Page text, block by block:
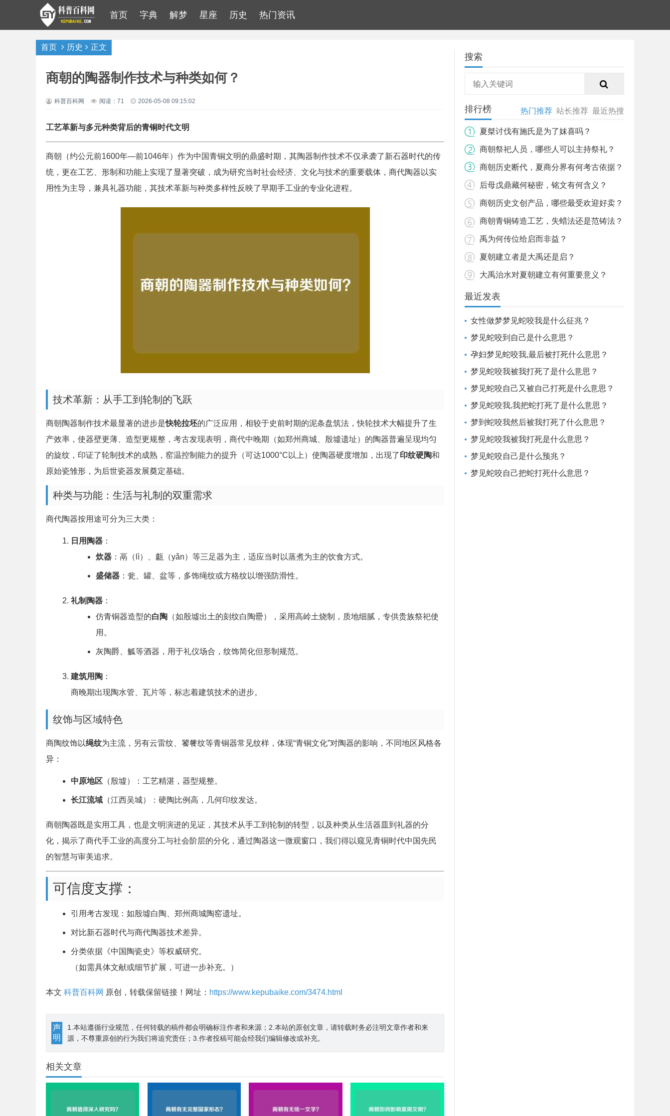
首页 字典 解梦 星座 历史 热门资讯
首页 历史 正文
商朝的陶器制作技术与种类如何？
科普百科网 阅读：71 2026-05-08 09:15:02
工艺革新与多元种类背后的青铜时代文明
商朝（约公元前1600年—前1046年）作为中国青铜文明的鼎盛时期，其陶器制作技术不仅承袭了新石器时代的传
统，更在工艺、形制和功能上实现了显著突破，成为研究当时社会经济、文化与技术的重要载体，商代陶器以实
用性为主导，兼具礼器功能，其技术革新与种类多样性反映了早期手工业的专业化进程。
技术革新：从手工到轮制的飞跃
商朝陶器制作技术最显著的进步是快轮拉坯的广泛应用，相较于史前时期的泥条盘筑法，快轮技术大幅提升了生
产效率，使器壁更薄、造型更规整，考古发现表明，商代中晚期（如郑州商城、殷墟遗址）的陶器普遍呈现均匀
的旋纹，印证了轮制技术的成熟，窑温控制能力的提升（可达1000°C以上）使陶器硬度增加，出现了印纹硬陶和
原始瓷雏形，为后世瓷器发展奠定基础。
种类与功能：生活与礼制的双重需求
商代陶器按用途可分为三大类：
日用陶器 ：
炊器 ：鬲（lì）、甗（yǎn）等三足器为主，适应当时以蒸煮为主的饮食方式。
盛储器 ：瓮、罐、盆等，多饰绳纹或方格纹以增强防滑性。
礼制陶器 ：
仿青铜器造型的白陶 （如殷墟出土的刻纹白陶罍），采用高岭土烧制，质地细腻，专供贵族祭祀使
用。
灰陶爵、觚等酒器，用于礼仪场合，纹饰简化但形制规范。
建筑用陶 ：
商晚期出现陶水管、瓦片等，标志着建筑技术的进步。
纹饰与区域特色
商陶纹饰以绳纹为主流，另有云雷纹、饕餮纹等青铜器常见纹样，体现“青铜文化”对陶器的影响，不同地区风格各
异：
中原地区 （殷墟）：工艺精湛，器型规整。
长江流域 （江西吴城）：硬陶比例高，几何印纹发达。
商朝陶器既是实用工具，也是文明演进的见证，其技术从手工到轮制的转型，以及种类从生活器皿到礼器的分
化，揭示了商代手工业的高度分工与社会阶层的分化，通过陶器这一微观窗口，我们得以窥见青铜时代中国先民
的智慧与审美追求。
可信度支撑：
引用考古发现：如殷墟白陶、郑州商城陶窑遗址。
对比新石器时代与商代陶器技术差异。
分类依据《中国陶瓷史》等权威研究。
（如需具体文献或细节扩展，可进一步补充。）
本文 科普百科网 原创，转载保留链接！网址： https://www.kepubaike.com/3474.html
声
明
1.本站遵循行业规范，任何转载的稿件都会明确标注作者和来源；2.本站的原创文章，请转载时务必注明文章作者和来
源，不尊重原创的行为我们将追究责任；3.作者投稿可能会经我们编辑修改或补充。
相关文章
搜索
排行榜 热门推荐 站长推荐 最近热搜
夏桀讨伐有施氏是为了妺喜吗？
商朝祭祀人员，哪些人可以主持祭礼？
商朝历史断代，夏商分界有何考古依据？
后母戊鼎藏何秘密，铭文有何含义？
商朝历史文创产品，哪些最受欢迎好卖？
商朝青铜铸造工艺，失蜡法还是范铸法？
禹为何传位给启而非益？
夏朝建立者是大禹还是启？
大禹治水对夏朝建立有何重要意义？
最近发表
女性做梦梦见蛇咬我是什么征兆？
梦见蛇咬到自己是什么意思？
孕妇梦见蛇咬我,最后被打死什么意思？
梦见蛇咬我被我打死了是什么意思？
梦见蛇咬自己又被自己打死是什么意思？
梦见蛇咬我,我把蛇打死了是什么意思？
梦到蛇咬我然后被我打死了什么意思？
梦见蛇咬我被我打死是什么意思？
梦见蛇咬自己是什么预兆？
梦见蛇咬自己把蛇打死什么意思？